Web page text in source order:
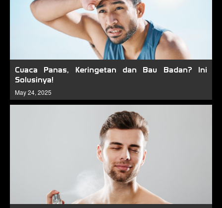
Cuaca Panas, Keringetan dan Bau Badan? Ini
Solusinya!
May 24, 2025